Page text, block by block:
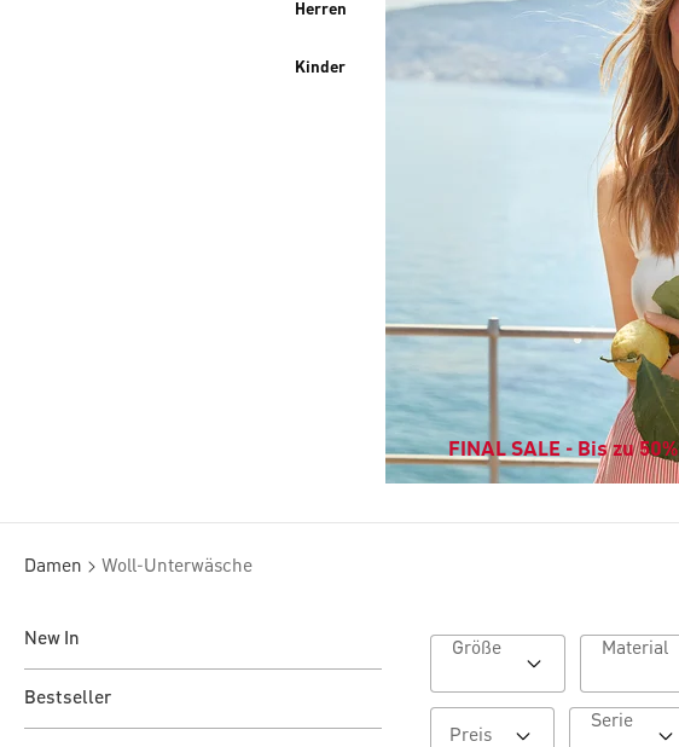
Herren
Kinder
FINAL SALE - Bis zu 50%
Damen Woll-Unterwäsche
New In
Bestseller
Größe Material
Preis
Serie